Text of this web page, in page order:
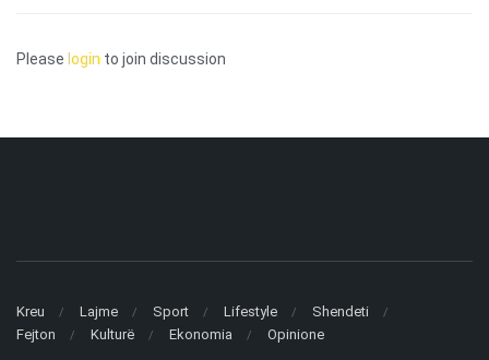
Please login to join discussion
Kreu Lajme Sport Lifestyle
Shendeti
Fejton
Kulturë Ekonomia Opinione